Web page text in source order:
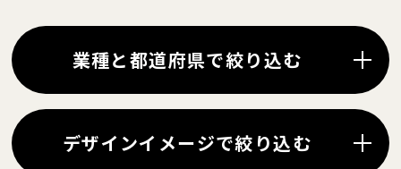
業種と都道府県で絞り込む
デザインイメージで絞り込む